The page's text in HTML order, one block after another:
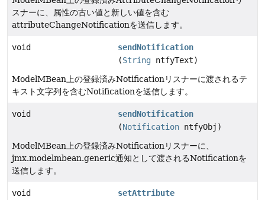
スナーに、属性の古い値と新しい値を含む
attributeChangeNotificationを送信します。
void
sendNotification
(String ntfyText)
ModelMBean上の登録済みNotificationリスナーに渡されるテ
キスト文字列を含むNotificationを送信します。
void
sendNotification
(Notification ntfyObj)
ModelMBean上の登録済みNotificationリスナーに、
jmx.modelmbean.generic通知として渡されるNotificationを
送信します。
void
setAttribute